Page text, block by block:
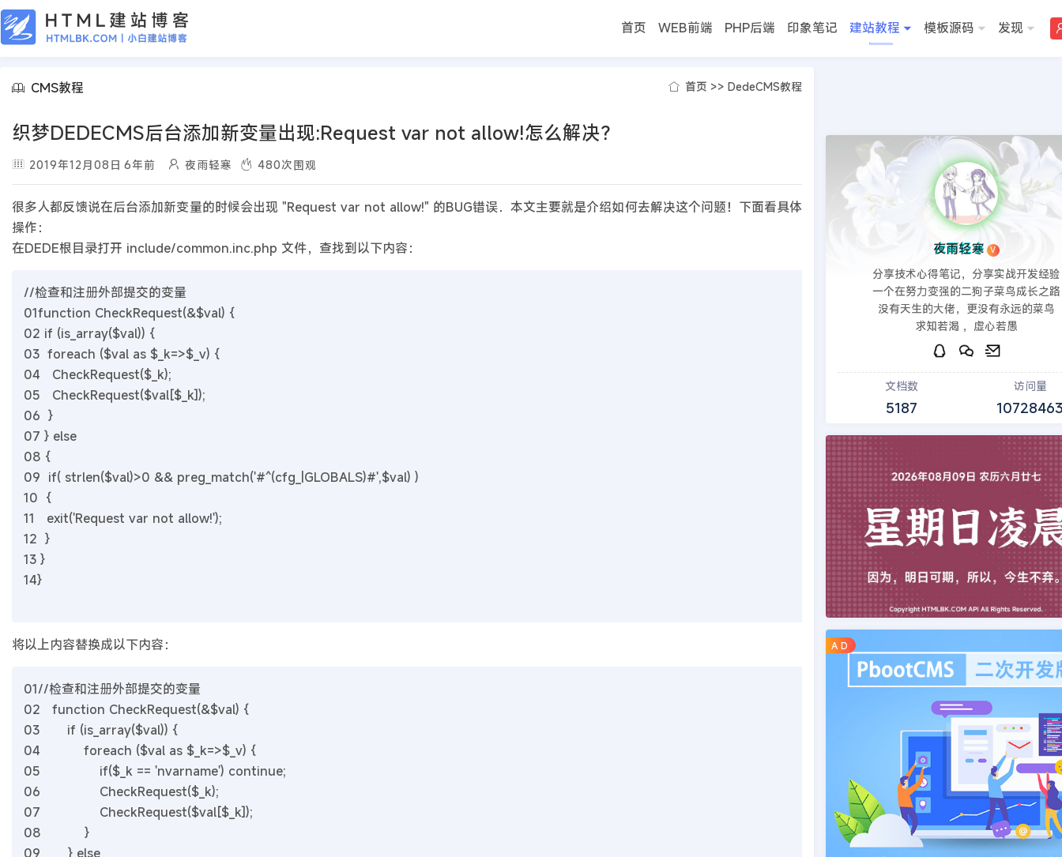
首页 WEB前端 PHP后端 印象笔记 建站教程 模板源码 发现
CMS教程 首页 >> DedeCMS教程
织梦DEDECMS后台添加新变量出现:Request var not allow!怎么解决?
2019年12月08日 6年前 夜雨轻寒 480次围观
很多人都反馈说在后台添加新变量的时候会出现 "Request var not allow!" 的BUG错误．本文主要就是介绍如何去解决这个问题！下面看具体
操作：
在DEDE根目录打开 include/common.inc.php 文件，查找到以下内容：
//检查和注册外部提交的变量
01function CheckRequest(&$val) {
02 if (is_array($val)) {
03 foreach ($val as $_k=>$_v) {
04 CheckRequest($_k);
05 CheckRequest($val[$_k]);
06 }
07 } else
08 {
09 if( strlen($val)>0 && preg_match('#^(cfg_|GLOBALS)#',$val) )
10 {
11 exit('Request var not allow!');
12 }
13 }
14}
将以上内容替换成以下内容：
01//检查和注册外部提交的变量
02 function CheckRequest(&$val) {
03 if (is_array($val)) {
04 foreach ($val as $_k=>$_v) {
05 if($_k == 'nvarname') continue;
06 CheckRequest($_k);
07 CheckRequest($val[$_k]);
08 }
09 } else
夜雨轻寒 V
分享技术心得笔记，分享实战开发经验
一个在努力变强的二狗子菜鸟成长之路
没有天生的大佬，更没有永远的菜鸟
求知若渴 ，虚心若愚
文档数
5187
访问量
A D